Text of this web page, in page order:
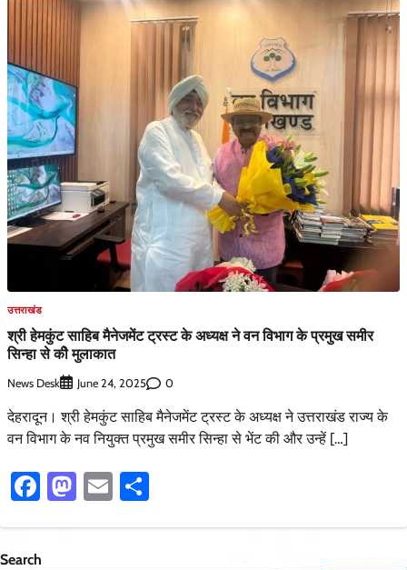
उत्तराखंड
श्री हेमकुंट साहिब मैनेजमेंट ट्रस्ट के अध्यक्ष ने वन विभाग के प्रमुख समीर
सिन्हा से कीे मुलाकात
News Desk June 24, 2025 0
देहरादून। श्री हेमकुंट साहिब मैनेजमेंट ट्रस्ट के अध्यक्ष ने उत्तराखंड राज्य के
वन विभाग के नव नियुक्त प्रमुख समीर सिन्हा से भेंट की और उन्हें […]
Facebook
Mastodon
Email
Search